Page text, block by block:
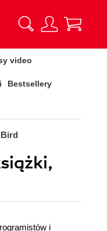
video
Bestsellery
i